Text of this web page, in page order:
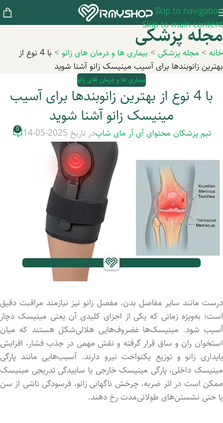
Skip to navigation
Skip to main content
مجله پزشکی
خانه > مجله پزشکی > بیماری ها و درمان های زانو >
با 4 نوع از
بهترین زانوبندها برای آسیب مینیسک زانو آشنا شوید
بیماری ها و درمان های زانو
با 4 نوع از بهترین زانوبندها برای آسیب
مینیسک زانو آشنا شوید
تیم پزشکان محتوای آی آر مای شاپدر تاریخ 2025-05-14 0
درست مانند سایر مفاصل بدن، مفصلزانو نیز نیازمند مراقبت دقیق
است؛ به‌ویژه زمانی که یکی از اجزای کلیدیآنیعنی مینیسک دچار
آسیب شود. مینیسک‌هاغضروف‌هایی هلالی‌شکلهستند که میان
استخوان ران و ساق قرار گرفته و نقش مهمی در جذبفشار، افزایش
پایداری زانو و توزیع یکنواخت نیرو دارند. آسیب‌هایی مانند پارگی
مینیسک داخلی،پارگی مینیسکخارجییا ساییدگیتدریجی مینیسک
ممکن است در اثر ضربه،چرخش ناگهانیزانو، فرسودگی ناشی از سن
یا حتی نشستن‌های طولانی‌مدت رخ دهند.